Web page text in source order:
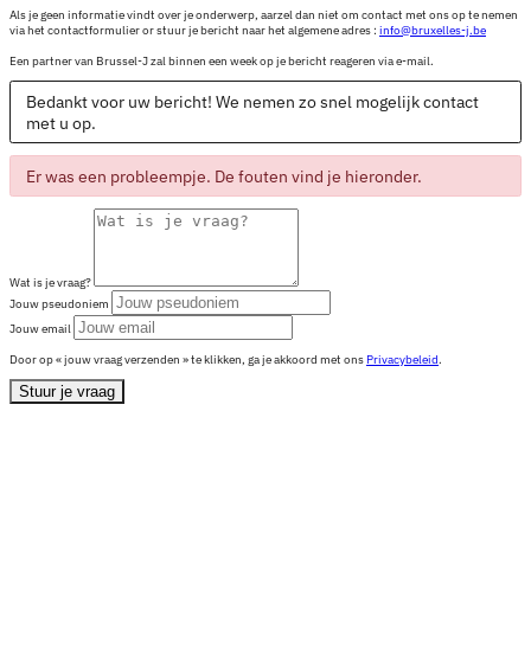
Als je geen informatie vindt over je onderwerp, aarzel dan niet om contact met ons op te nemen
via het contactformulier or stuur je bericht naar het algemene adres : info@bruxelles-j.be
Een partner van Brussel-J zal binnen een week op je bericht reageren via e-mail.
Bedankt voor uw bericht! We nemen zo snel mogelijk contact
met u op.
Er was een probleempje. De fouten vind je hieronder.
Wat is je vraag?
Jouw pseudoniem
Jouw email
Door op « jouw vraag verzenden » te klikken, ga je akkoord met ons Privacybeleid.
Stuur je vraag